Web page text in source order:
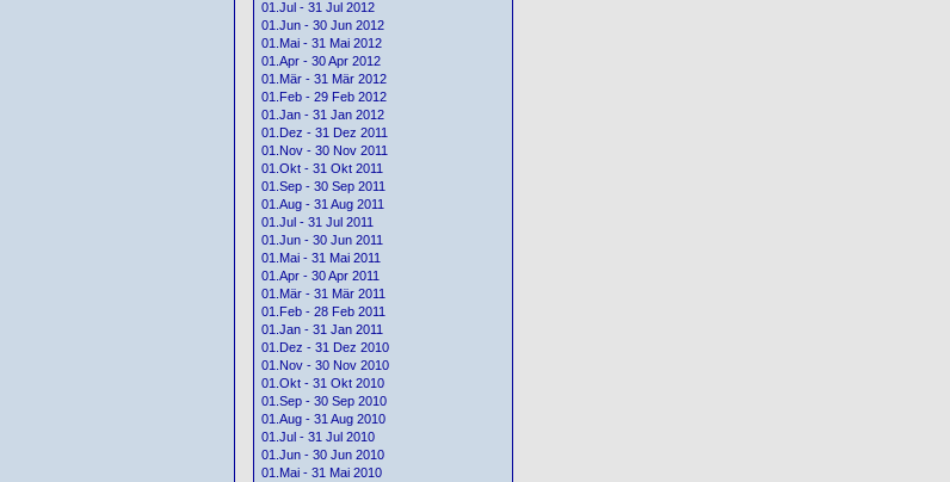
01.Jul - 31 Jul 2012
01.Jun - 30 Jun 2012
01.Mai - 31 Mai 2012
01.Apr - 30 Apr 2012
01.Mär - 31 Mär 2012
01.Feb - 29 Feb 2012
01.Jan - 31 Jan 2012
01.Dez - 31 Dez 2011
01.Nov - 30 Nov 2011
01.Okt - 31 Okt 2011
01.Sep - 30 Sep 2011
01.Aug - 31 Aug 2011
01.Jul - 31 Jul 2011
01.Jun - 30 Jun 2011
01.Mai - 31 Mai 2011
01.Apr - 30 Apr 2011
01.Mär - 31 Mär 2011
01.Feb - 28 Feb 2011
01.Jan - 31 Jan 2011
01.Dez - 31 Dez 2010
01.Nov - 30 Nov 2010
01.Okt - 31 Okt 2010
01.Sep - 30 Sep 2010
01.Aug - 31 Aug 2010
01.Jul - 31 Jul 2010
01.Jun - 30 Jun 2010
01.Mai - 31 Mai 2010